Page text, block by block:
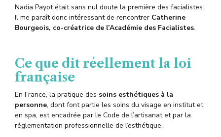
Nadia Payot était sans nul doute la première des facialistes.
Il me paraît donc intéressant de rencontrer Catherine
Bourgeois, co-créatrice de l’Académie des Facialistes.
Ce que dit réellement la loi
française
En France, la pratique des soins esthétiques à la
personne, dont font partie les soins du visage en institut et
en spa, est encadrée par le Code de l’artisanat et par la
réglementation professionnelle de l’esthétique.